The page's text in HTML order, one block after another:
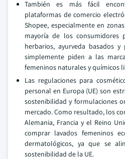
También es más fácil
plataformas de comercio
Shopee, especialmente en
mayoría de los consumidores
herbarios, ayurveda basados
simplemente piden a las
femeninos naturales y químicos
Las regulaciones para
personal en Europa (UE) son
sostenibilidad y formulaciones
mercado. Como resultado, los
Alemania, Francia y el Reino
comprar lavados femeninos
dermatológicos, ya que se
sostenibilidad de la UE.